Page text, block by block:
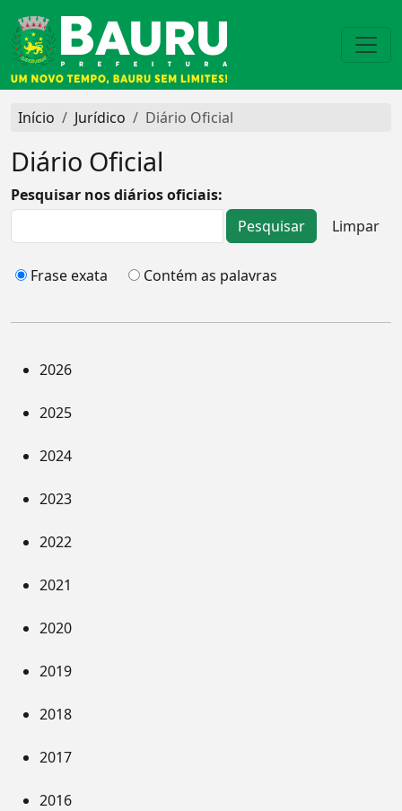
Início Jurídico Diário Oficial
Diário Oficial
Pesquisar nos diários oficiais:
Frase exata Contém as palavras
2026
2025
2024
2023
2022
2021
2020
2019
2018
2017
2016